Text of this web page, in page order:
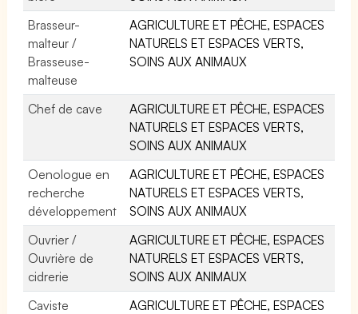
Brasseur-
malteur /
Brasseuse-
malteuse
AGRICULTURE ET PÊCHE, ESPACES
NATURELS ET ESPACES VERTS,
SOINS AUX ANIMAUX
Chef de cave
AGRICULTURE ET PÊCHE, ESPACES
NATURELS ET ESPACES VERTS,
SOINS AUX ANIMAUX
Oenologue en
recherche
développement
AGRICULTURE ET PÊCHE, ESPACES
NATURELS ET ESPACES VERTS,
SOINS AUX ANIMAUX
Ouvrier /
Ouvrière de
cidrerie
AGRICULTURE ET PÊCHE, ESPACES
NATURELS ET ESPACES VERTS,
SOINS AUX ANIMAUX
Caviste
AGRICULTURE ET PÊCHE, ESPACES